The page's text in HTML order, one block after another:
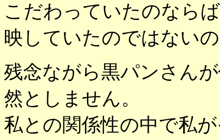
こだわっていたのなら
映していたのではない
残念ながら黒パンさん
然としません。
私との関係性の中で私